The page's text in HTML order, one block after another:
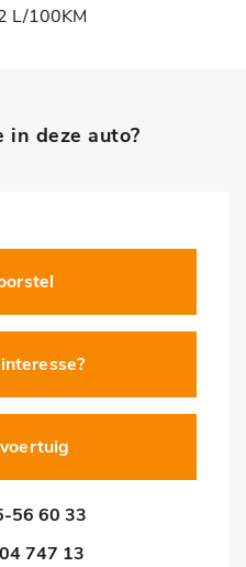
L/100KM
in deze auto?
56 60 33
747 13